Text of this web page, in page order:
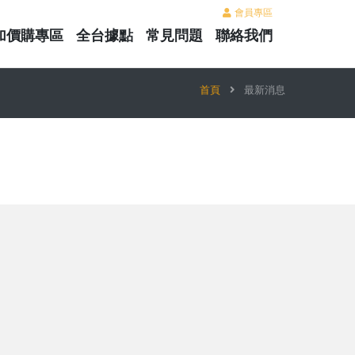
會員專區
價購專區 全台據點 常見問題 聯絡我們
首頁 最新消息